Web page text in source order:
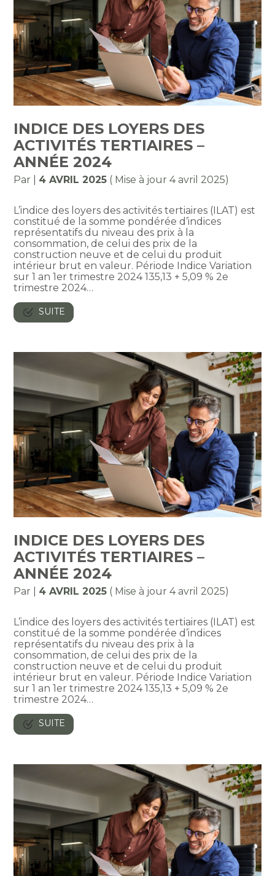
INDICE DES LOYERS DES
ACTIVITÉS TERTIAIRES –
ANNÉE 2024
Par 4 AVRIL 2025 ( Mise à jour 4 avril 2025)
L’indice des loyers des activités tertiaires (ILAT) est
constitué de la somme pondérée d’indices
représentatifs du niveau des prix à la
consommation, de celui des prix de la
construction neuve et de celui du produit
intérieur brut en valeur. Période Indice Variation
sur 1 an 1er trimestre 2024 135,13 + 5,09 % 2e
trimestre 2024…
SUITE
INDICE DES LOYERS DES
ACTIVITÉS TERTIAIRES –
ANNÉE 2024
Par 4 AVRIL 2025 ( Mise à jour 4 avril 2025)
L’indice des loyers des activités tertiaires (ILAT) est
constitué de la somme pondérée d’indices
représentatifs du niveau des prix à la
consommation, de celui des prix de la
construction neuve et de celui du produit
intérieur brut en valeur. Période Indice Variation
sur 1 an 1er trimestre 2024 135,13 + 5,09 % 2e
trimestre 2024…
SUITE